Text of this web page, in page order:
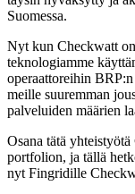
Suomessa.
Nyt kun Checkwatt
teknologiamme
operaattoreihin
meille suuremman
palveluiden määrien
Osana tätä
portfolion, ja tällä
nyt Fingridille